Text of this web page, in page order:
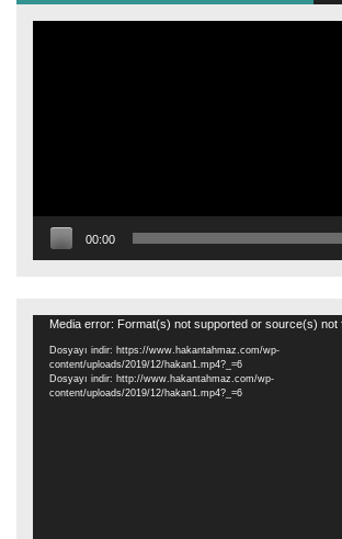
00:00
Video
oynatıcı
Media error: Format(s) not supported or source(s) not
Dosyayı indir: https://www.hakantahmaz.com/wp-
content/uploads/2019/12/hakan1.mp4?_=6
Dosyayı indir: http://www.hakantahmaz.com/wp-
content/uploads/2019/12/hakan1.mp4?_=6